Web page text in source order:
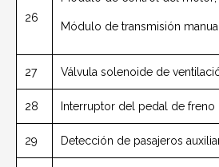
26
Módulo de transmisión
27 Válvula solenoide de
28 Interruptor del pedal de freno
29 Detección de pasajeros